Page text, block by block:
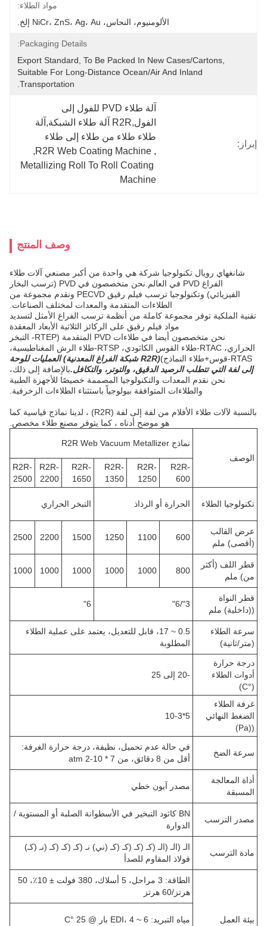
مواد الطلاء:
الألومنيوم، النحاس، NiCr، ZnS، Ag، Au إلخ.
Packaging Details:
Export Standard, To Be Packed In New Cases/cartons,
Suitable For Long-Distance Ocean/air And Inland
Transportation.
إبراز:
آلة طلاء PVD للفول إلى
الفول,R2R آلة طلاء الشبكة,آلة
طلاء طلاء من طلاء إلى طلاء
,
R2R Web Coating Machine
,
Metallizing Roll To Roll Coating
Machine
وصف المنتج
شانغهاي رويال تكنولوجيا شركة هي واحدة من أكبر مصنعي آلات طلاء
الفراغ PVD في العالم.نحن متخصصون في PVD (ترسب البخار
الفيزيائي) وتكنولوجيا ترسب فيلم رقيق PECVD ونقدم مجموعة من
الطلاءات المتقدمة والمعدات لمختلف الصناعات.
تقنية الملكية توفر مجموعة كاملة من أنظمة ترسب الفراغ الأمثل لتسديد
مواد فيلم رقيق على الركائز الثلاثية الأبعاد المعقدة
نحن متخصصون أيضا في طلاءات PVD المتقدمة (RTEP- التبخر
الحراري، RTAC-طلاء القوس الكاثودي، RTSP-طلاء الرش المغناطيسية،
RTAS-قوس+طلاء النماذج)
(R2R شبكة الفراغ المعدنية) العمليات للوحة
إلى لفة التي تتطلب الرصيد الدقيق، والتوتر، والتكافل.بالإضافة إلى ذلك،
نحن نقدم المعدات والتكنولوجيا المصممة خصيصًا للأجهزة الطبية
والطلاءات المتوافقة بيولوجياً باستثناء الطلاءات الزخرفية.
بالنسبة لآلات طلاء الأفلام من لفة إلى لفة (R2R) ، لدينا نماذج قياسية كما
هو موضح أدناه ، كما يتوفر مصنع طلاء مخصص.
الوصف
نماذج R2R Web Vacuum Metallizer
R2R-
600
R2R-
1250
R2R-
1350
R2R-
1650
R2R-
2200
R2R-
2500
تكنولوجيا الطلاء الحرارة أو الرذاذ التبخر الحراري
عرض القالب
(أقصى) ملم
600
1100
1250
1500
2200
2500
قطر اللف (أكثر
من) ملم
800
1000
1000
1000
1000
1000
قطر النواة
((داخلية) ملم
سرعة الطلاء
(متر/ثانية)
0.5 ~ 17، قابل للتعديل، يعتمد على عملية الطلاء
المطلوبة
درجة حرارة
أدوات الطلاء
(°C)
غرفة الطلاء
الضغط النهائي
((Pa)
5*10-3
سرعة الضخ
في حالة عدم تحميل، نظيفة، درجة حرارة الغرفة:
أقل من 8 دقائق، من 7 * 10-2 atm
أداة المعالجة
المسبقة
مصدر آيون خطي
مصدر الترسب
BN كاثود التبخير في الأسطوانة الصلبة أو المستوية /
الدوارة
مادة الترسب
الـ (الـ (الـ (كـ (كـ (كـ (كـ (ني) نـ (كـ (كـ (كـ (نـ (كـ)
فولاذ المقاوم للصدأ
بيئة العمل
الطاقة: 3 مراحل، 5 أسلاك، 380 فولت ± 10٪، 50
هرتز/60 هرتز
مياه التبريد: EDI، 4 ~ 6 بار @ 25 °C